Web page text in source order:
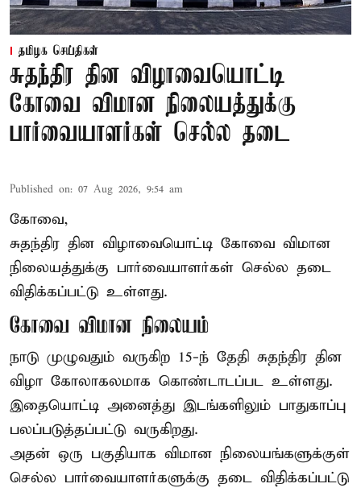
தமிழக செய்திகள்
சுதந்திர தின விழாவையொட்டி
கோவை விமான நிலையத்துக்கு
பார்வையாளர்கள் செல்ல தடை
Published on: 07 Aug 2026, 9:54 am
கோவை,
சுதந்திர தின விழாவையொட்டி கோவை விமான
நிலையத்துக்கு பார்வையாளர்கள் செல்ல தடை
விதிக்கப்பட்டு உள்ளது.
கோவை விமான நிலையம்
நாடு முழுவதும் வருகிற 15-ந் தேதி சுதந்திர தின
விழா கோலாகலமாக கொண்டாடப்பட உள்ளது.
இதையொட்டி அனைத்து இடங்களிலும் பாதுகாப்பு
பலப்படுத்தப்பட்டு வருகிறது.
அதன் ஒரு பகுதியாக விமான நிலையங்களுக்குள்
செல்ல பார்வையாளர்களுக்கு தடை விதிக்கப்பட்டு